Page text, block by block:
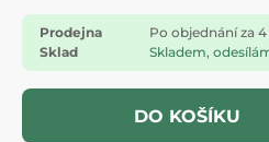
Prodejna
Po objednání za
Sklad
Skladem,
DO KOŠÍKU